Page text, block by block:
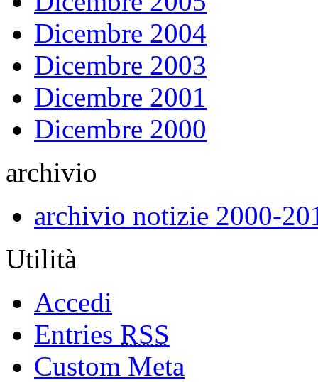
Dicembre 2004
Dicembre 2003
Dicembre 2001
Dicembre 2000
archivio
archivio notizie 2000-
Utilità
Accedi
Entries RSS
Custom Meta